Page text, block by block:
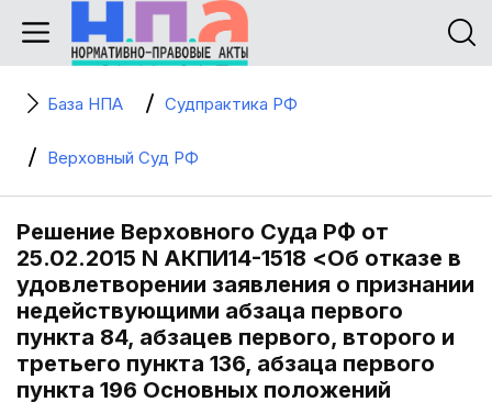
База НПА Судпрактика РФ
Верховный Суд РФ
Решение Верховного Суда РФ от
25.02.2015 N АКПИ14-1518 <Об отказе в
удовлетворении заявления о признании
недействующими абзаца первого
пункта 84, абзацев первого, второго и
третьего пункта 136, абзаца первого
пункта 196 Основных положений